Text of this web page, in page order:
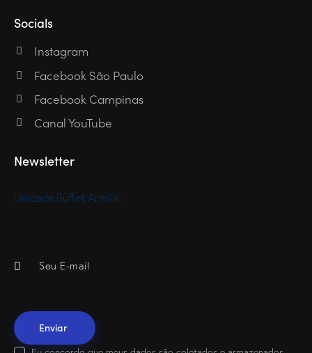
Socials
Instagram
Facebook São Paulo
Facebook Campinas
Canal YouTube
Newsletter
Unidade Buffet Arrelia: